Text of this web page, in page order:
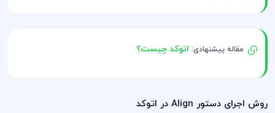
مقاله پیشنهادی: اتوکد چیست؟
روش اجرای دستور Align در اتوکد